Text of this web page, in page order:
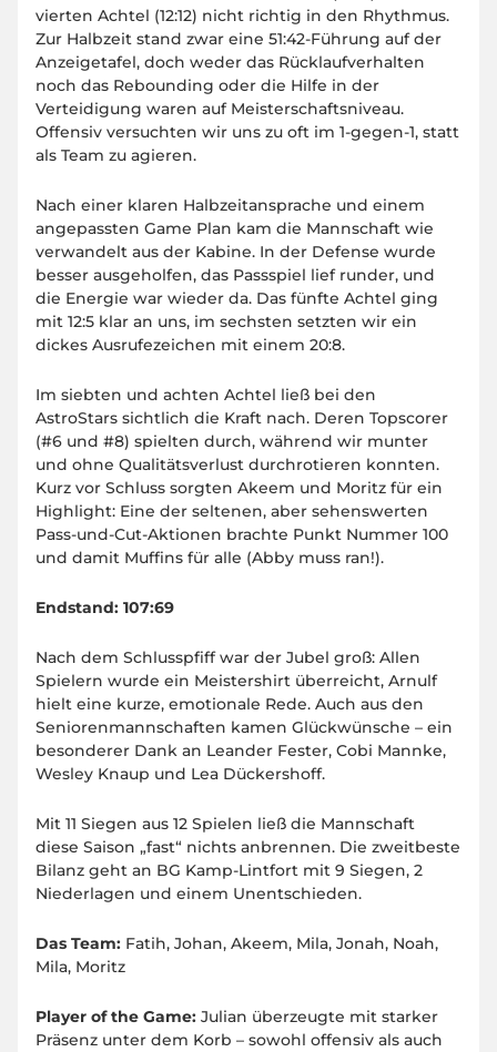
vierten Achtel (12:12) nicht richtig in den Rhythmus.
Zur Halbzeit stand zwar eine 51:42-Führung auf der
Anzeigetafel, doch weder das Rücklaufverhalten
noch das Rebounding oder die Hilfe in der
Verteidigung waren auf Meisterschaftsniveau.
Offensiv versuchten wir uns zu oft im 1-gegen-1, statt
als Team zu agieren.
Nach einer klaren Halbzeitansprache und einem
angepassten Game Plan kam die Mannschaft wie
verwandelt aus der Kabine. In der Defense wurde
besser ausgeholfen, das Passspiel lief runder, und
die Energie war wieder da. Das fünfte Achtel ging
mit 12:5 klar an uns, im sechsten setzten wir ein
dickes Ausrufezeichen mit einem 20:8.
Im siebten und achten Achtel ließ bei den
AstroStars sichtlich die Kraft nach. Deren Topscorer
(#6 und #8) spielten durch, während wir munter
und ohne Qualitätsverlust durchrotieren konnten.
Kurz vor Schluss sorgten Akeem und Moritz für ein
Highlight: Eine der seltenen, aber sehenswerten
Pass-und-Cut-Aktionen brachte Punkt Nummer 100
und damit Muffins für alle (Abby muss ran!).
Endstand: 107:69
Nach dem Schlusspfiff war der Jubel groß: Allen
Spielern wurde ein Meistershirt überreicht, Arnulf
hielt eine kurze, emotionale Rede. Auch aus den
Seniorenmannschaften kamen Glückwünsche – ein
besonderer Dank an Leander Fester, Cobi Mannke,
Wesley Knaup und Lea Dückershoff.
Mit 11 Siegen aus 12 Spielen ließ die Mannschaft
diese Saison „fast“ nichts anbrennen. Die zweitbeste
Bilanz geht an BG Kamp-Lintfort mit 9 Siegen, 2
Niederlagen und einem Unentschieden.
Das Team: Fatih, Johan, Akeem, Mila, Jonah, Noah,
Mila, Moritz
Player of the Game: Julian überzeugte mit starker
Präsenz unter dem Korb – sowohl offensiv als auch